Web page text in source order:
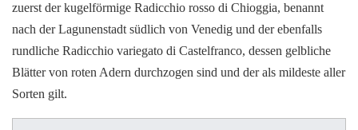
zuerst der kugelförmige Radicchio rosso di Chioggia, benannt
nach der Lagunenstadt südlich von Venedig und der ebenfalls
rundliche Radicchio variegato di Castelfranco, dessen gelbliche
Blätter von roten Adern durchzogen sind und der als mildeste aller
Sorten gilt.